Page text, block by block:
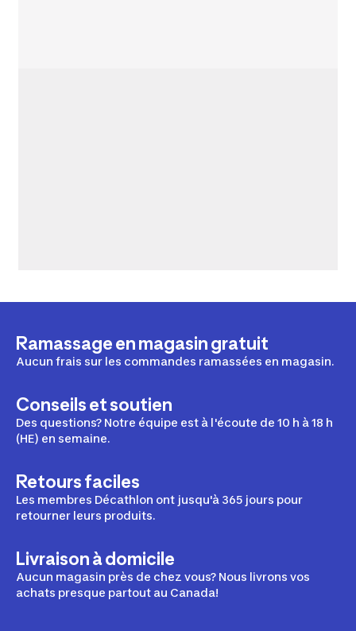
Ramassage en magasin gratuit
Aucun frais sur les commandes ramassées en magasin.
Conseils et soutien
Des questions? Notre équipe est à l'écoute de 10 h à 18 h
(HE) en semaine.
Retours faciles
Les membres Décathlon ont jusqu'à 365 jours pour
retourner leurs produits.
Livraison à domicile
Aucun magasin près de chez vous? Nous livrons vos
achats presque partout au Canada!